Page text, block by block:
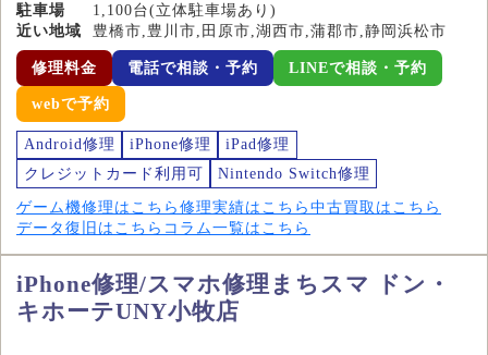
駐車場
1,100台(立体駐車場あり)
近い地域
豊橋市,豊川市,田原市,湖西市,蒲郡市,静岡浜松市
修理料金 電話で相談・予約 LINEで相談・予約
webで予約
Android修理 iPhone修理
iPad修理
クレジットカード利用可
Nintendo Switch修理
ゲーム機修理はこちら 修理実績はこちら 中古買取はこちら
データ復旧はこちら コラム一覧はこちら
iPhone修理/スマホ修理まちスマ ドン・
キホーテUNY小牧店